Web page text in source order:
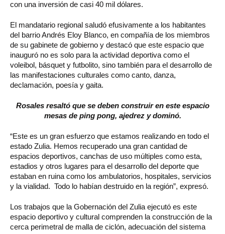
con una inversión de casi 40 mil dólares.
El mandatario regional saludó efusivamente a los habitantes
del barrio Andrés Eloy Blanco, en compañía de los miembros
de su gabinete de gobierno y destacó que este espacio que
inauguró no es solo para la actividad deportiva como el
voleibol, básquet y futbolito, sino también para el desarrollo de
las manifestaciones culturales como canto, danza,
declamación, poesía y gaita.
Rosales resaltó que se deben construir en este espacio
mesas de ping pong, ajedrez y dominó.
“Este es un gran esfuerzo que estamos realizando en todo el
estado Zulia. Hemos recuperado una gran cantidad de
espacios deportivos, canchas de uso múltiples como esta,
estadios y otros lugares para el desarrollo del deporte que
estaban en ruina como los ambulatorios, hospitales, servicios
y la vialidad. Todo lo habían destruido en la región”, expresó.
Los trabajos que la Gobernación del Zulia ejecutó es este
espacio deportivo y cultural comprenden la construcción de la
cerca perimetral de malla de ciclón, adecuación del sistema